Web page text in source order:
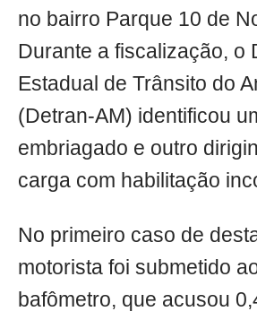
no bairro Parque 10 de
Durante a fiscalização, o
Estadual de Trânsito do
(Detran-AM) identificou
embriagado e outro
carga com habilitação
No primeiro caso de
motorista foi submetido
bafômetro, que acusou